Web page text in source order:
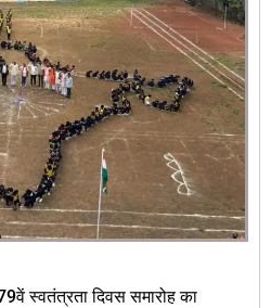
स्वतंत्रता दिवस समारोह का